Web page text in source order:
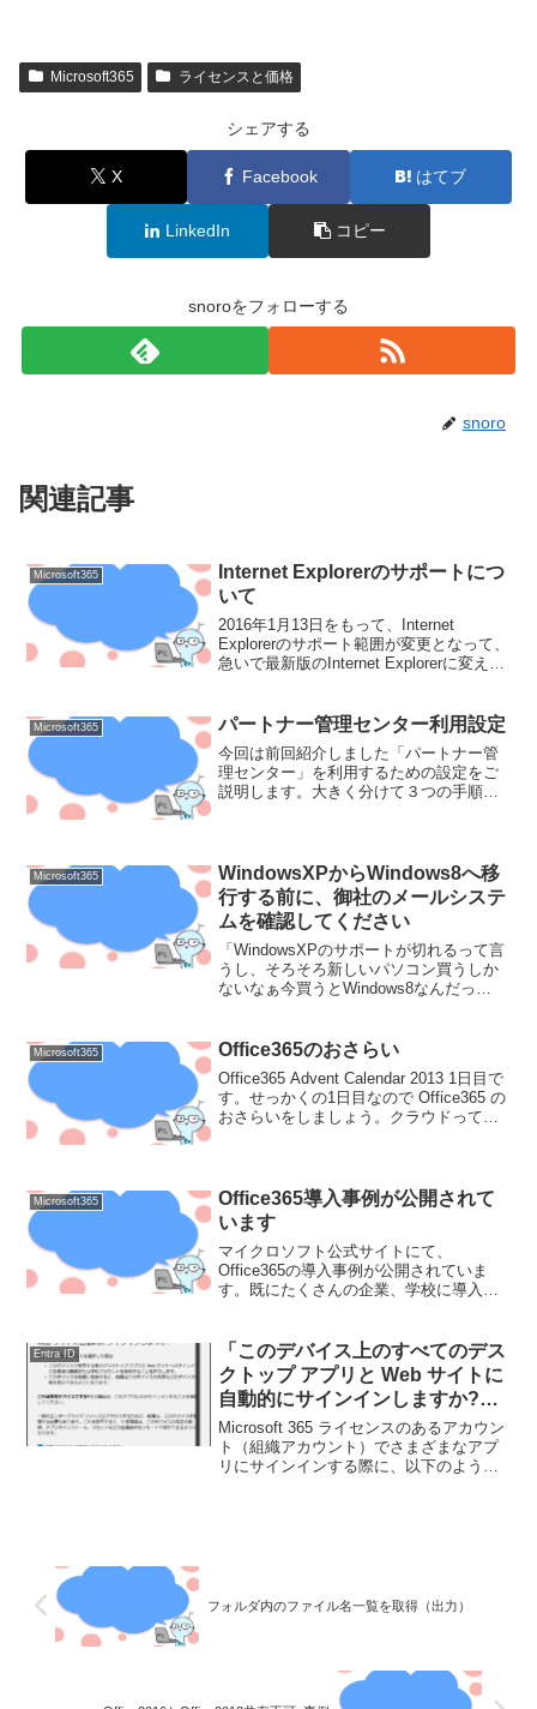
Microsoft365 ライセンスと価格
シェアする
X Facebook はてブ
LinkedIn コピー
snoroをフォローする
snoro
関連記事
Microsoft365
Internet Explorerのサポートにつ
いて
2016年1月13日をもって、Internet
Explorerのサポート範囲が変更となって、
急いで最新版のInternet Explorerに変えた
に...
Microsoft365 パートナー管理センター利用設定
今回は前回紹介しました「パートナー管
理センター」を利用するための設定をご
説明します。大きく分けて３つの手順が
管理センターより、代理管...
Microsoft365
WindowsXPからWindows8へ移
行する前に、御社のメールシステ
ムを確認してください
「WindowsXPのサポートが切れるって言
うし、そろそろ新しいパソコン買うしか
ないなぁ今買うとWindows8なんだっ
い替える前に御社のメールシステムを再
確認しましょ...
Microsoft365 Office365のおさらい
Office365 Advent Calendar 2013 1日目で
す。せっかくの1日目なので Office365 の
おさらいをしましょう。クラウドってな
Microsoft365
Office365導入事例が公開されて
います
マイクロソフト公式サイトにて、
Office365の導入事例が公開されていま
す。既にたくさんの企業、学校に導入さ
ゆめみ様、岡谷エレクトロニクス株式会
様社も紹介されててび...
Entra ID
「このデバイス上のすべてのデス
クトップ アプリと Web サイトに
自動的にサインインしますか?」
とは
Microsoft 365 ライセンスのあるアカウン
ト（組織アカウント）でさまざまなアプ
リにサインインする際に、以下のような
フォルダ内のファイル名一覧を取得（出力）